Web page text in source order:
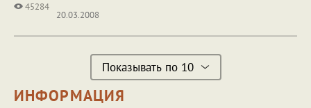
45284
20.03.2008
Показывать по 10
ИНФОРМАЦИЯ